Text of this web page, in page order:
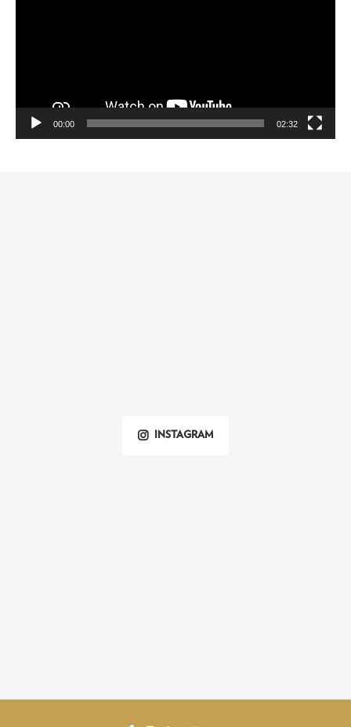
00:00 02:32
INSTAGRAM